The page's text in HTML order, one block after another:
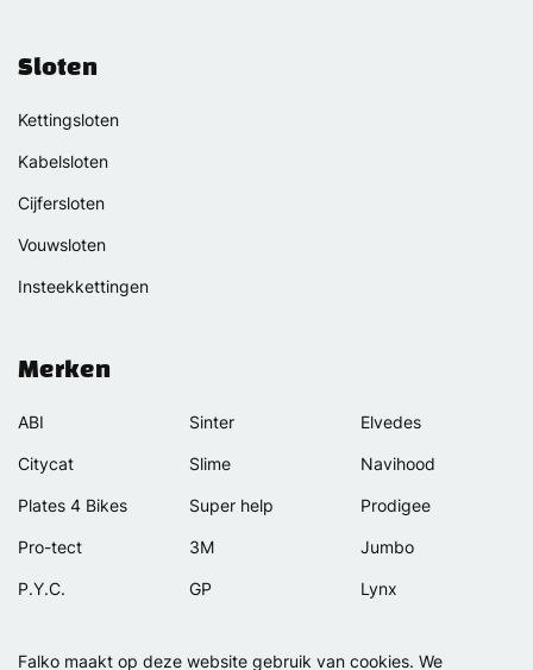
Falko maakt op deze website gebruik van cookies. We
Sloten
Kettingsloten
Kabelsloten
Cijfersloten
Vouwsloten
Insteekkettingen
Merken
ABI
Citycat
Plates 4 Bikes
Pro-tect
P.Y.C.
Sinter
Slime
Super help
3M
GP
Elvedes
Navihood
Prodigee
Jumbo
Lynx